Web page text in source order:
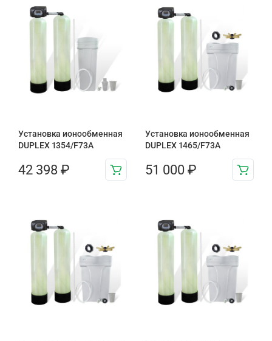
Установка ионообменная
DUPLEX 1354/F73A
42 398 ₽
Установка ионообменная
DUPLEX 1465/F73A
51 000 ₽